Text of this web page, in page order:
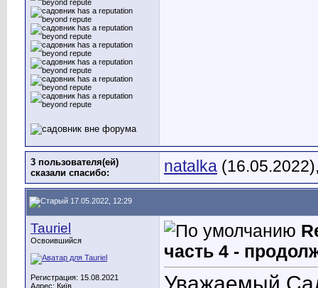
3 пользователя(ей)
сказали cпасибо:
natalka
17.05.2022, 12:29
Tauriel
Освоившийся
Регистрация: 15.08.2021
Адрес: Київ
часть 4 -